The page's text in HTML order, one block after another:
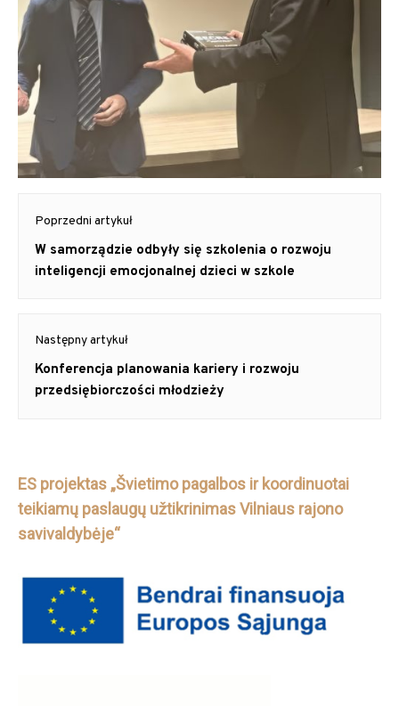
Post
navigation
Poprzedni artykuł
Previous
post:
W samorządzie odbyły się szkolenia o rozwoju
inteligencji emocjonalnej dzieci w szkole
Następny artykuł
Next
post:
Konferencja planowania kariery i rozwoju
przedsiębiorczości młodzieży
ES projektas „Švietimo pagalbos ir koordinuotai
teikiamų paslaugų užtikrinimas Vilniaus rajono
savivaldybėje“